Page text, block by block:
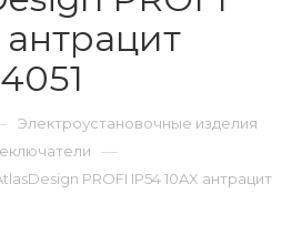
антрацит
Электроустановочные изделия
—
PROFI IP54 10AX антрацит